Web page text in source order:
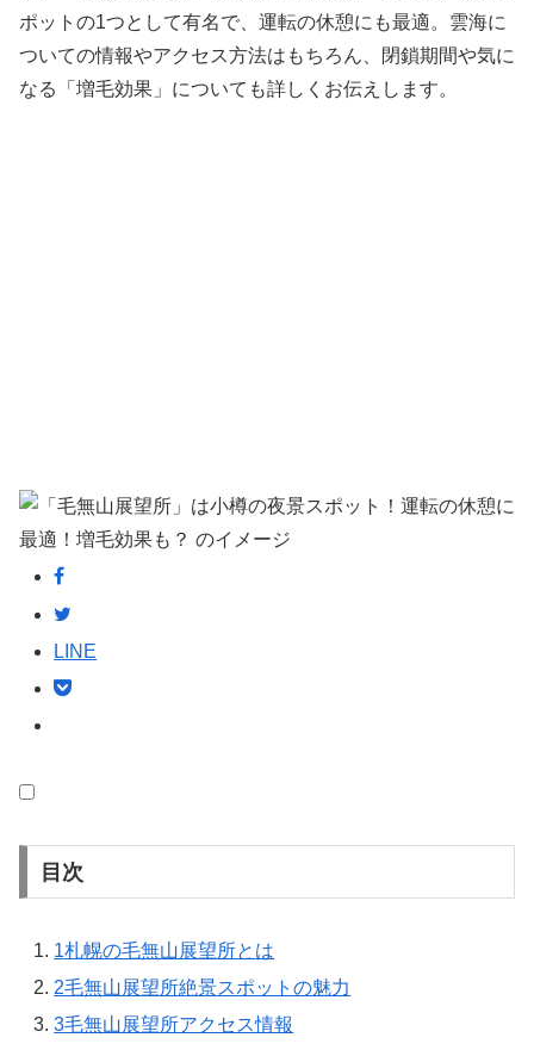
ポットの1つとして有名で、運転の休憩にも最適。雲海に
ついての情報やアクセス方法はもちろん、閉鎖期間や気に
なる「増毛効果」についても詳しくお伝えします。
LINE
目次
1札幌の毛無山展望所とは
2毛無山展望所絶景スポットの魅力
3毛無山展望所アクセス情報